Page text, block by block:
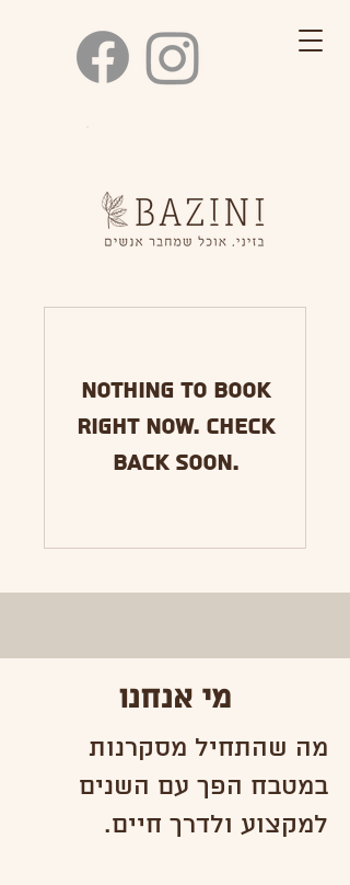
Nothing to book
right now. Check
back soon.
מי אנחנו
מה שהתחיל מסקרנות
במטבח הפך עם השנים
למקצוע ולדרך חיים.